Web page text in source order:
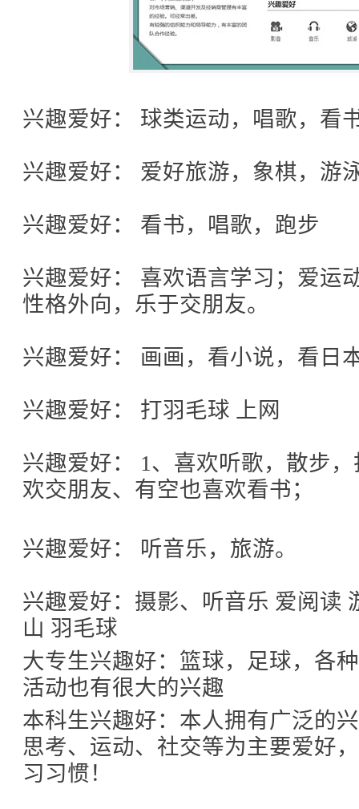
兴趣爱好： 球类运动，唱歌，看
兴趣爱好： 爱好旅游，象棋，游
兴趣爱好： 看书，唱歌，跑步
兴趣爱好： 喜欢语言学习；爱运
性格外向，乐于交朋友。
兴趣爱好： 画画，看小说，看日
兴趣爱好： 打羽毛球 上网
兴趣爱好： 1、喜欢听歌，散步
欢交朋友、有空也喜欢看书；
兴趣爱好： 听音乐，旅游。
兴趣爱好：摄影、听音乐 爱阅读
山 羽毛球
大专生兴趣好：篮球，足球，各
活动也有很大的兴趣
本科生兴趣好：本人拥有广泛的
思考、运动、社交等为主要爱好
习习惯！